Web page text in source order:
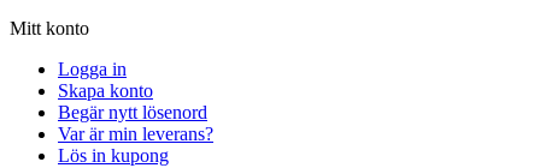
Mitt konto
Logga in
Skapa konto
Begär nytt lösenord
Var är min leverans?
Lös in kupong